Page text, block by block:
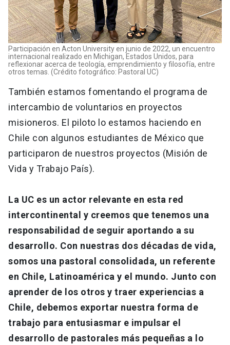
Participación en Acton University en junio de 2022, un encuentro
internacional realizado en Michigan, Estados Unidos, para
reflexionar acerca de teología, emprendimiento y filosofía, entre
otros temas. (Crédito fotográfico: Pastoral UC)
También estamos fomentando el programa de
intercambio de voluntarios en proyectos
misioneros. El piloto lo estamos haciendo en
Chile con algunos estudiantes de México que
participaron de nuestros proyectos (Misión de
Vida y Trabajo País).
La UC es un actor relevante en esta red
intercontinental y creemos que tenemos una
responsabilidad de seguir aportando a su
desarrollo. Con nuestras dos décadas de vida,
somos una pastoral consolidada, un referente
en Chile, Latinoamérica y el mundo. Junto con
aprender de los otros y traer experiencias a
Chile, debemos exportar nuestra forma de
trabajo para entusiasmar e impulsar el
desarrollo de pastorales más pequeñas a lo